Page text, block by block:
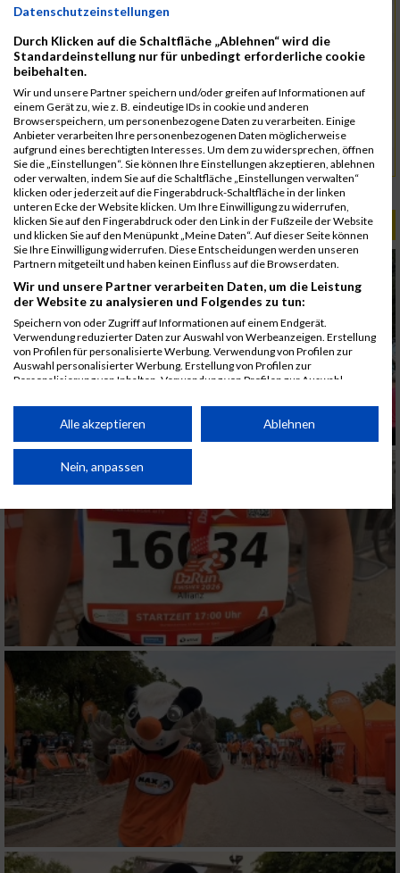
5074
Heinsohn
5145
Vumaz
00:55:56.4
5053
Cömert-Inan
5146
Herold
00:56:27.8
5092
Kürkaya
00:56:58.4
5143
Ulus
00:56:58.8
Rang:54.
ALBUM B2RUN MÜNCHEN / 15.07.2026
Datenschutzeinstellungen
Durch Klicken auf die Schaltfläche „Ablehnen“ wird die
Standardeinstellung nur für unbedingt erforderliche cookie
beibehalten.
Wir und unsere Partner speichern und/oder greifen auf Informationen auf
einem Gerät zu, wie z. B. eindeutige IDs in cookie und anderen
Browserspeichern, um personenbezogene Daten zu verarbeiten. Einige
Anbieter verarbeiten Ihre personenbezogenen Daten möglicherweise
aufgrund eines berechtigten Interesses. Um dem zu widersprechen, öffnen
Sie die „Einstellungen“. Sie können Ihre Einstellungen akzeptieren, ablehnen
oder verwalten, indem Sie auf die Schaltfläche „Einstellungen verwalten“
klicken oder jederzeit auf die Fingerabdruck-Schaltfläche in der linken
unteren Ecke der Website klicken. Um Ihre Einwilligung zu widerrufen,
klicken Sie auf den Fingerabdruck oder den Link in der Fußzeile der Website
und klicken Sie auf den Menüpunkt „Meine Daten“. Auf dieser Seite können
Sie Ihre Einwilligung widerrufen. Diese Entscheidungen werden unseren
Partnern mitgeteilt und haben keinen Einfluss auf die Browserdaten.
Wir und unsere Partner verarbeiten Daten, um die Leistung
der Website zu analysieren und Folgendes zu tun:
Speichern von oder Zugriff auf Informationen auf einem Endgerät.
Verwendung reduzierter Daten zur Auswahl von Werbeanzeigen. Erstellung
von Profilen für personalisierte Werbung. Verwendung von Profilen zur
Auswahl personalisierter Werbung. Erstellung von Profilen zur
Personalisierung von Inhalten. Verwendung von Profilen zur Auswahl
Performance von Inhalten. Analyse von Zielgruppen durch Statistiken oder
Kombinationen von Daten aus verschiedenen Quellen. Entwicklung und
von Inhalten.
Daten können außerhalb der Europäischen Union weitergegeben und in die
Website/App.
Partnerliste anzeigen (1 IAB-Anbieter)
Wir nutzen Ihre Daten für folgende Zwecke:
Speichern von oder Zugriff auf Informationen
auf einem Endgerät
Verwendung reduzierter Daten zur Auswahl
von Werbeanzeigen
Erstellung von Profilen für personalisierte
Werbung
Verwendung von Profilen zur Auswahl
personalisierter Werbung
Erstellung von Profilen zur Personalisierung
von Inhalten
Alle akzeptieren Ablehnen
Nein, anpassen